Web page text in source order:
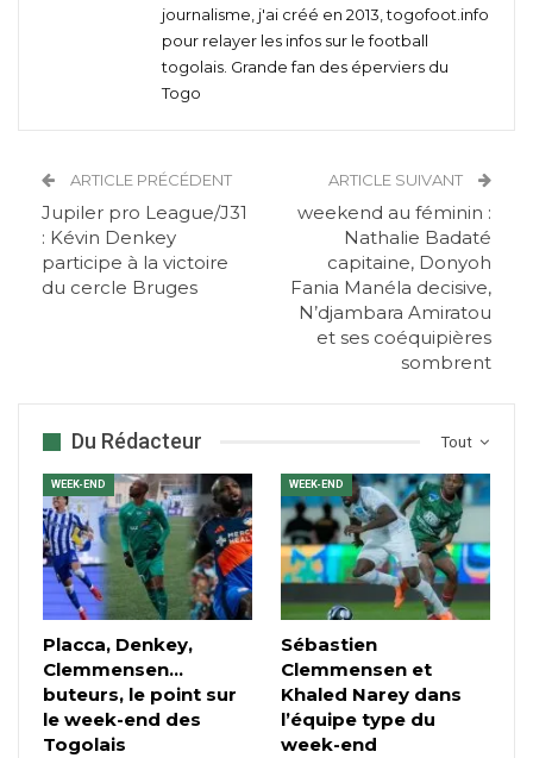
journalisme, j'ai créé en 2013, togofoot.info
pour relayer les infos sur le football
togolais. Grande fan des éperviers du
Togo
ARTICLE PRÉCÉDENT
Jupiler pro League/J31
: Kévin Denkey
participe à la victoire
du cercle Bruges
ARTICLE SUIVANT
weekend au féminin :
Nathalie Badaté
capitaine, Donyoh
Fania Manéla decisive,
N’djambara Amiratou
et ses coéquipières
sombrent
Tout
Du Rédacteur
WEEK-END
Placca, Denkey,
Clemmensen…
buteurs, le point sur
le week-end des
Togolais
WEEK-END
Sébastien
Clemmensen et
Khaled Narey dans
l’équipe type du
week-end